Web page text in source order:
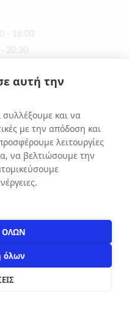
- 16:00
- 20:30
- 20:30
- 16:00
αυτή την
και να
με την απόδοση και
λειτουργίες
να βελτιώσουμε την
όλων